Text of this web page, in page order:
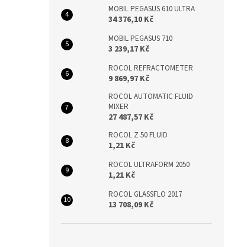
MOBIL PEGASUS 610 ULTRA
34 376,10 Kč
MOBIL PEGASUS 710
3 239,17 Kč
ROCOL REFRACTOMETER
9 869,97 Kč
ROCOL AUTOMATIC FLUID
MIXER
27 487,57 Kč
ROCOL Z 50 FLUID
1,21 Kč
ROCOL ULTRAFORM 2050
1,21 Kč
ROCOL GLASSFLO 2017
13 708,09 Kč